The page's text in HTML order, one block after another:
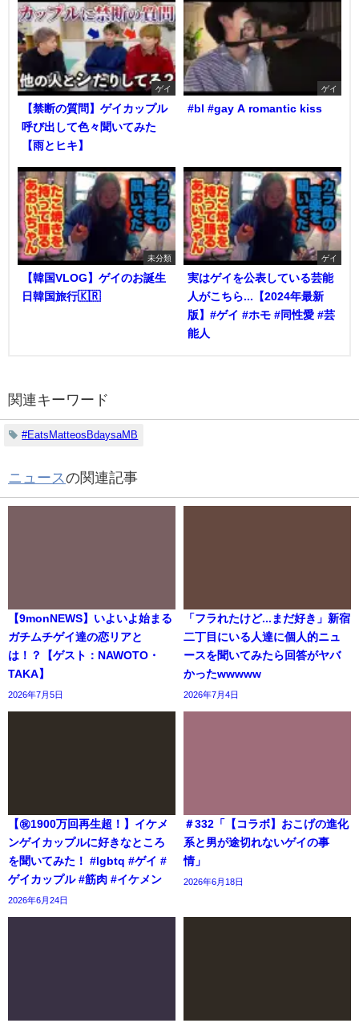
ゲイ
【禁断の質問】ゲイカップル
呼び出して色々聞いてみた
【雨とヒキ】
ゲイ
#bl #gay A romantic kiss
未分類
【韓国VLOG】ゲイのお誕生
日韓国旅行🇰🇷
ゲイ
実はゲイを公表している芸能
人がこちら...【2024年最新
版】#ゲイ #ホモ #同性愛 #芸
能人
関連キーワード
#EatsMatteosBdaysaMB
ニュース の関連記事
【9monNEWS】いよいよ始まる
ガチムチゲイ達の恋リアと
は！？【ゲスト：NAWOTO・
TAKA】
2026年7月5日
「フラれたけど...まだ好き」新宿
二丁目にいる人達に個人的ニュ
ースを聞いてみたら回答がヤバ
かったwwwww
2026年7月4日
【㊗️1900万回再生超！】イケメ
ンゲイカップルに好きなところ
を聞いてみた！ #lgbtq #ゲイ #
ゲイカップル #筋肉 #イケメン
2026年6月24日
＃332「【コラボ】おこげの進化
系と男が途切れないゲイの事
情」
2026年6月18日